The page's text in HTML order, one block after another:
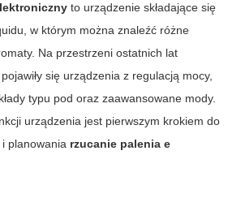
to urządzenie składające się
w którym można znaleźć różne
Na przestrzeni ostatnich lat
się urządzenia z regulacją mocy,
typu pod oraz zaawansowane mody.
urządzenia jest pierwszym krokiem do
planowania rzucanie palenia e